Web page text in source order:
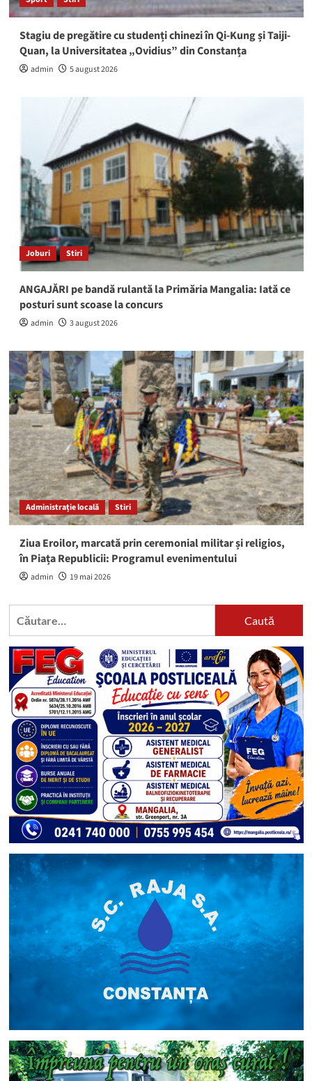
Stagiu de pregătire cu studenți chinezi în Qi-Kung și Taiji-
Quan, la Universitatea „Ovidius” din Constanța
admin 5 august 2026
Joburi Stiri
ANGAJĂRI pe bandă rulantă la Primăria Mangalia: Iată ce
posturi sunt scoase la concurs
admin 3 august 2026
Administrație locală Stiri
Ziua Eroilor, marcată prin ceremonial militar și religios,
în Piața Republicii: Programul evenimentului
admin 19 mai 2026
Caută